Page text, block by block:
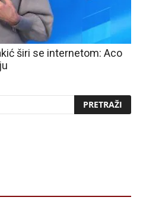
širi se internetom: Aco